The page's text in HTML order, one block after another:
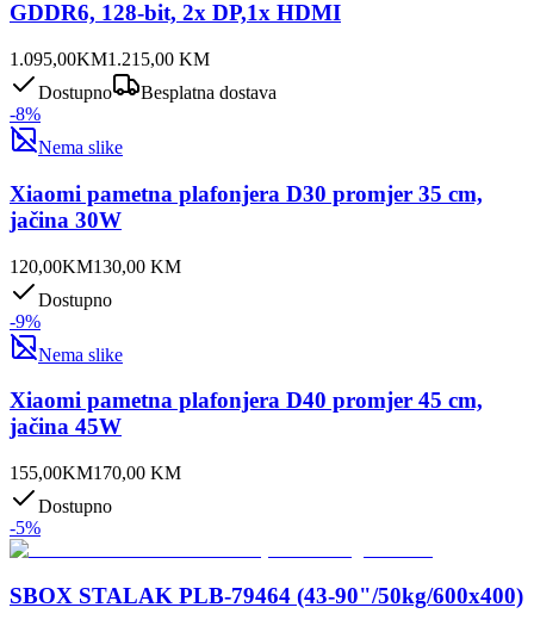
GDDR6, 128-bit, 2x DP,1x HDMI
1.095,00KM1.215,00 KM
Dostupno
Besplatna dostava
-8%
Nema slike
Xiaomi pametna plafonjera D30 promjer 35 cm,
jačina 30W
120,00KM130,00 KM
Dostupno
-9%
Nema slike
Xiaomi pametna plafonjera D40 promjer 45 cm,
jačina 45W
155,00KM170,00 KM
Dostupno
-5%
SBOX STALAK PLB-79464 (43-90"/50kg/600x400)